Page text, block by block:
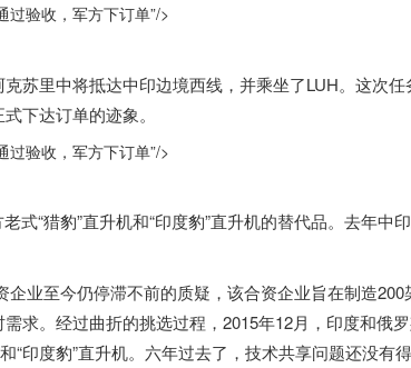
过验收，军方下订单”/>
苏里中将抵达中印边境西线，并乘坐了LUH。这次任
下达订单的迹象。
过验收，军方下订单”/>
式“猎豹”直升机和“印度豹”直升机的替代品。去年中
企业至今仍停滞不前的质疑，该合资企业旨在制造200
求。经过曲折的挑选过程，2015年12月， 印度和俄
“印度豹”直升机。六年过去了，技术共享问题还没有